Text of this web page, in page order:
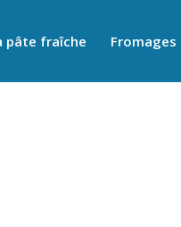
pâte fraîche